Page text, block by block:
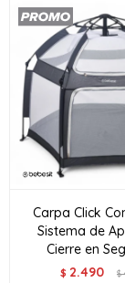
Carpa Click
Sistema de
Cierre en
$ 2.490 $